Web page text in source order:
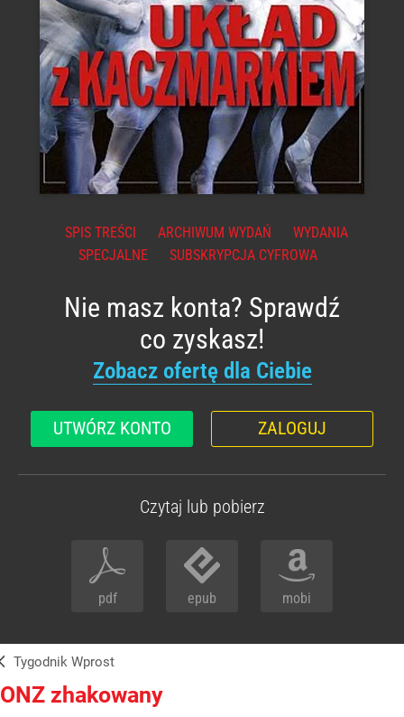
SPIS TREŚCI ARCHIWUM WYDAŃ
WYDANIA
SPECJALNE
SUBSKRYPCJA CYFROWA
Nie masz konta? Sprawdź
co zyskasz!
Zobacz ofertę dla Ciebie
UTWÓRZ KONTO ZALOGUJ
Czytaj lub pobierz
pdf epub mobi
Tygodnik Wprost
ONZ zhakowany